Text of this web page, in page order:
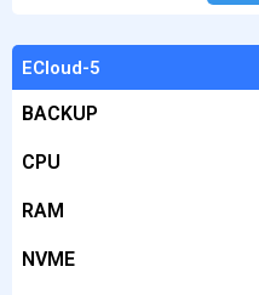
ECloud-5
BACKUP
CPU
RAM
NVME